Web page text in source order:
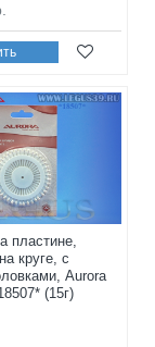
пластине,
круге, с
Aurora
(15г)